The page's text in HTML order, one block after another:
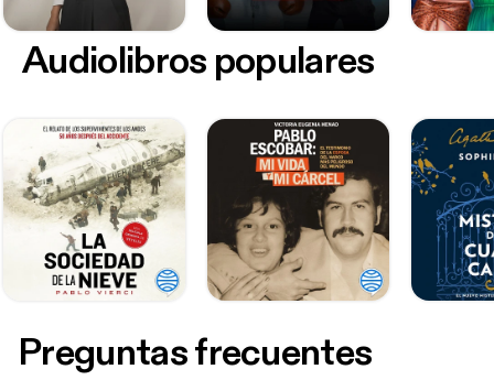
Audiolibros populares
Preguntas frecuentes